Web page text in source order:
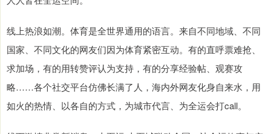
线上热浪如潮。体育是全世界通用的语言。来自不同地域、不同
国家、不同文化的网友们因为体育紧密互动。有的直呼票难抢、
求加场，有的用转赞评认为支持，有的分享经验帖、观赛攻
略……各个社交平台仿佛长满了人，海内外网友化身自来水，用
如火的热情、以各自的方式，为城市代言、为全运会打call。